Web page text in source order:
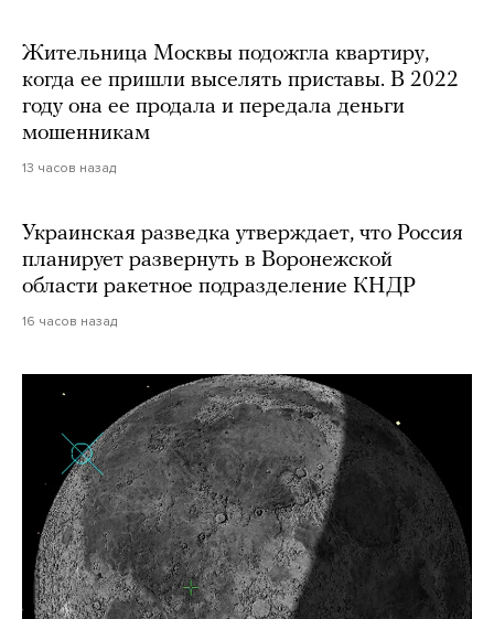
Жительница Москвы подожгла квартиру,
когда ее пришли выселять приставы. В 2022
году она ее продала и передала деньги
мошенникам
13 часов назад
Украинская разведка утверждает, что Россия
планирует развернуть в Воронежской
области ракетное подразделение КНДР
16 часов назад